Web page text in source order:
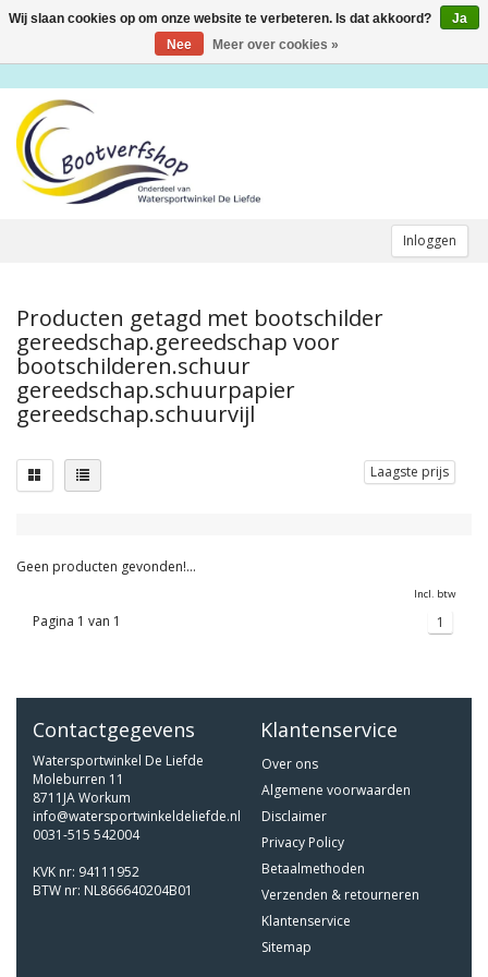
Inloggen
Toggle
Producten getagd met bootschilder
gereedschap.gereedschap voor
bootschilderen.schuur
gereedschap.schuurpapier
gereedschap.schuurvijl
Laagste prijs
Geen producten gevonden!...
Incl. btw
Pagina 1 van 1 1
Contactgegevens
Watersportwinkel De Liefde
Moleburren 11
8711JA Workum
info@watersportwinkeldeliefde.nl
0031-515 542004
KVK nr: 94111952
BTW nr: NL866640204B01
Klantenservice
Over ons
Algemene voorwaarden
Disclaimer
Privacy Policy
Betaalmethoden
Verzenden & retourneren
Klantenservice
Sitemap
Wij slaan cookies op om onze website te verbeteren. Is dat akkoord?
Ja
Nee
Meer over cookies »